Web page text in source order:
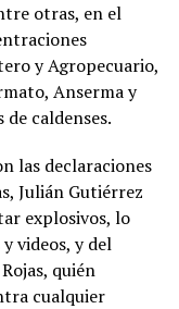
otras, en el
y Agropecuario,
Anserma y
caldenses.
las declaraciones
Julián Gutiérrez
explosivos, lo
videos, y del
quién
cualquier